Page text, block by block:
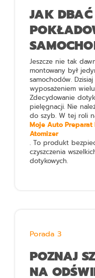
JAK
Jeszcze nie tak
montowany był
samochodów.
wyposażeniem
Zdecydowanie
pielęgnacji. Nie
do szyb. W tej roli
Moje Auto Preparat
Atomizer
. To produkt
czyszczenia
dotykowych.
Porada 3
POZNAJ
NA